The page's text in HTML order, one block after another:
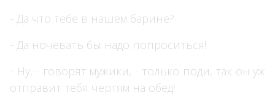
- Да что тебе в нашем барине?
- Да ночевать бы надо попроситься!
- Ну, - говорят мужики, - только поди, так он уж
отправит тебя чертям на обед!